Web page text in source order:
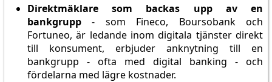
Direktmäklare som backas upp av en
bankgrupp- som Fineco, Boursobank och
Fortuneo, är ledande inom digitala tjänster direkt
till konsument, erbjuder anknytning till en
bankgrupp - ofta med digital banking - och
fördelarna med lägre kostnader.